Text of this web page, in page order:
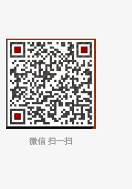
微信 扫一扫